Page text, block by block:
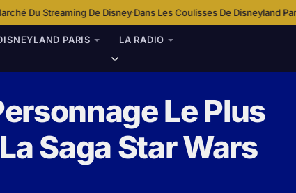
De Disney·Dans Les Coulisses De Disneyland Paris Avec
PARIS LA RADIO
Le Plus
Saga Star Wars